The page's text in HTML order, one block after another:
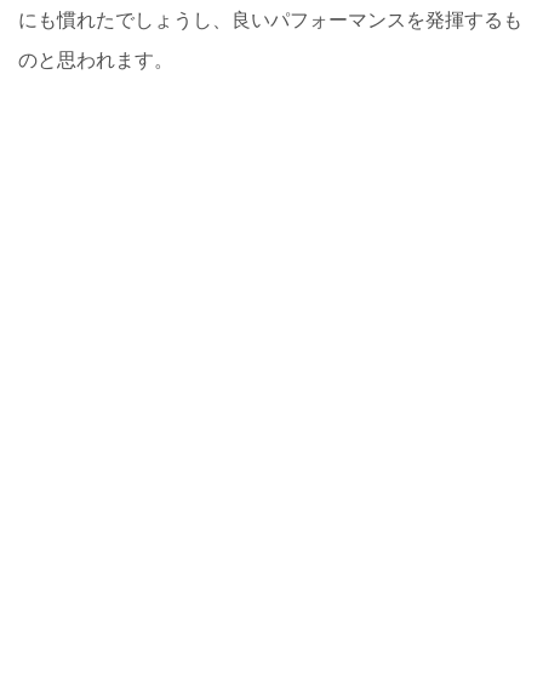
にも慣れたでしょうし、良いパフォーマンスを発揮するも
のと思われます。